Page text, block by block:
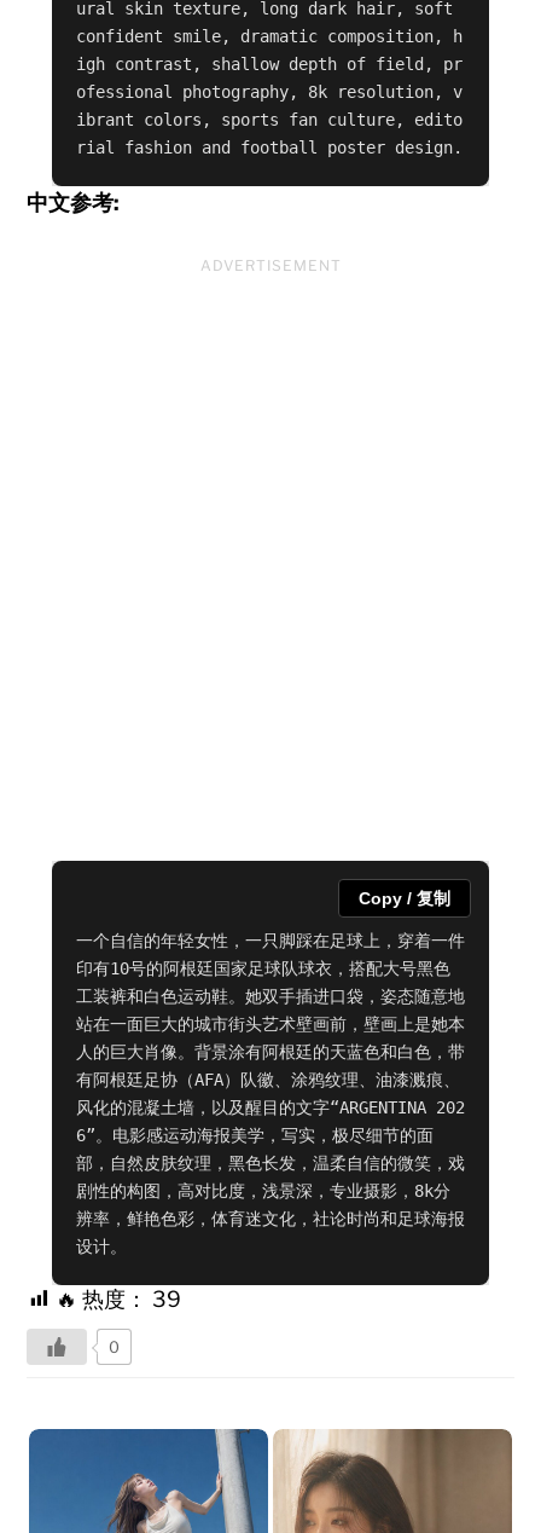
ural skin texture, long dark hair, soft
confident smile, dramatic composition, h
igh contrast, shallow depth of field, pr
ofessional photography, 8k resolution, v
ibrant colors, sports fan culture, edito
rial fashion and football poster design.
中文参考:
ADVERTISEMENT
一个自信的年轻女性，一只脚踩在足球上，穿着一件
印有10号的阿根廷国家足球队球衣，搭配大号黑色
工装裤和白色运动鞋。她双手插进口袋，姿态随意地
站在一面巨大的城市街头艺术壁画前，壁画上是她本
人的巨大肖像。背景涂有阿根廷的天蓝色和白色，带
有阿根廷足协（AFA）队徽、涂鸦纹理、油漆溅痕、
风化的混凝土墙，以及醒目的文字“ARGENTINA 202
6”。电影感运动海报美学，写实，极尽细节的面
部，自然皮肤纹理，黑色长发，温柔自信的微笑，戏
剧性的构图，高对比度，浅景深，专业摄影，8k分
辨率，鲜艳色彩，体育迷文化，社论时尚和足球海报
设计。
Copy / 复制
🔥 热度： 39
0